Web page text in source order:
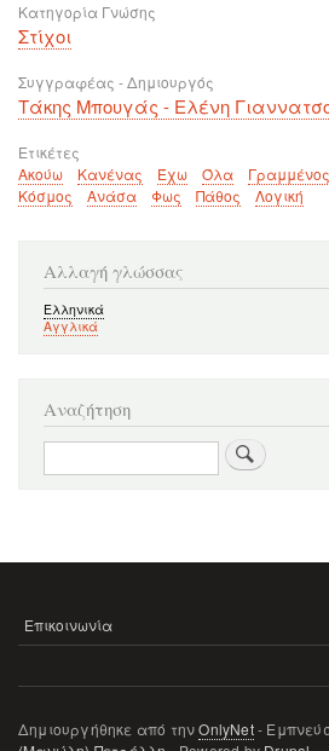
Κατηγορία Γνώσης
Στίχοι
Συγγραφέας - Δημιουργός
Τάκης Μπουγάς - Ελένη
Ετικέτες
Ακούω
Κανένας Έχω Όλα Γραμμένος
Κόσμος
Ανάσα Φως Πάθος Λογική
Αλλαγή γλώσσας
Ελληνικά
Αγγλικά
Αναζήτηση
Αναζήτηση
ΜΕΝΟΎ
Επικοινωνία
Δημιουργήθηκε από τηνOnlyNet-